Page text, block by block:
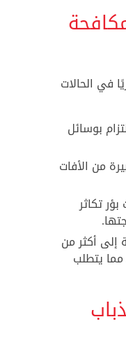
في الحالات
بوسائل
من الأفات
تكاثر
إلى أكثر من
مما يتطلب